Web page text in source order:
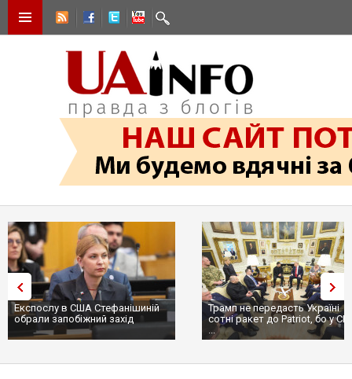
Трамп не передасть Україні
сотні ракет до Patriot, бо у США
Вибух у ресторані в Москві:
ціллю був головком ВКС
пр...